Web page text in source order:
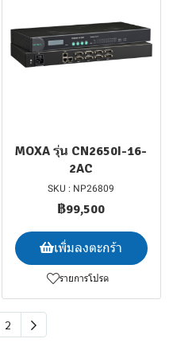
MOXA รุ่น CN2650I-16-
2AC
SKU : NP26809
฿99,500
เพิ่มลงตะกร้า
รายการโปรด
2